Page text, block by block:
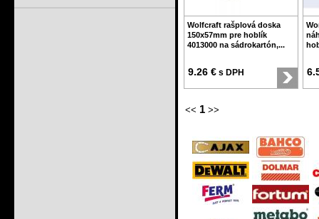
Wolfcraft rašplová doska
150x57mm pre hoblík
4013000 na sádrokartón,...
9.26 € s DPH
<< 1 >>